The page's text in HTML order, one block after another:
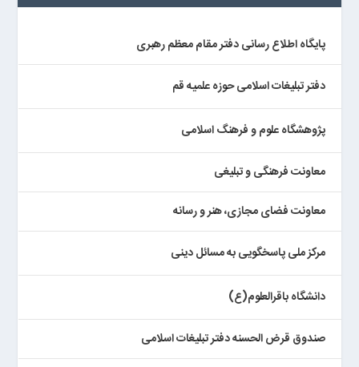
پایگاه اطلاع رسانی دفتر مقام معظم رهبری
دفتر تبلیغات اسلامی حوزه علمیه قم
پژوهشگاه علوم و فرهنگ اسلامی
معاونت فرهنگی و تبلیغی
معاونت فضای مجازی، هنر و رسانه
مرکز ملی پاسخگویی به مسائل دینی
دانشگاه باقرالعلوم(ع)
صندوق قرض الحسنه دفتر تبلیغات اسلامی